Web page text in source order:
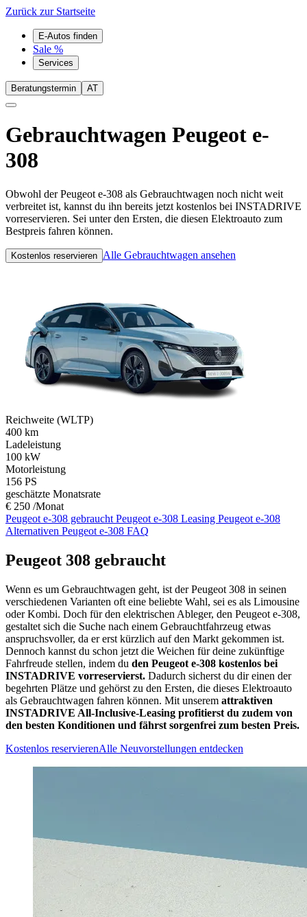
Zurück zur Startseite
E-Autos finden
Sale %
Services
Beratungstermin AT
Gebrauchtwagen Peugeot e-
308
Obwohl der Peugeot e-308 als Gebrauchtwagen noch nicht weit
verbreitet ist, kannst du ihn bereits jetzt kostenlos bei INSTADRIVE
vorreservieren. Sei unter den Ersten, die diesen Elektroauto zum
Bestpreis fahren können.
Kostenlos reservieren Alle Gebrauchtwagen ansehen
Reichweite (WLTP)
400 km
Ladeleistung
100 kW
Motorleistung
156 PS
geschätzte Monatsrate
€ 250 /Monat
Peugeot e-308 gebraucht Peugeot e-308 Leasing Peugeot e-308
Alternativen Peugeot e-308 FAQ
Peugeot 308 gebraucht
Wenn es um Gebrauchtwagen geht, ist der Peugeot 308 in seinen
verschiedenen Varianten oft eine beliebte Wahl, sei es als Limousine
oder Kombi. Doch für den elektrischen Ableger, den Peugeot e-308,
gestaltet sich die Suche nach einem Gebrauchtfahrzeug etwas
anspruchsvoller, da er erst kürzlich auf den Markt gekommen ist.
Dennoch kannst du schon jetzt die Weichen für deine zukünftige
Fahrfreude stellen, indem du den Peugeot e-308 kostenlos bei
INSTADRIVE vorreservierst. Dadurch sicherst du dir einen der
begehrten Plätze und gehörst zu den Ersten, die dieses Elektroauto
als Gebrauchtwagen fahren können. Mit unserem attraktiven
INSTADRIVE All-Inclusive-Leasing profitierst du zudem von
den besten Konditionen und fährst sorgenfrei zum besten Preis.
Kostenlos reservierenAlle Neuvorstellungen entdecken